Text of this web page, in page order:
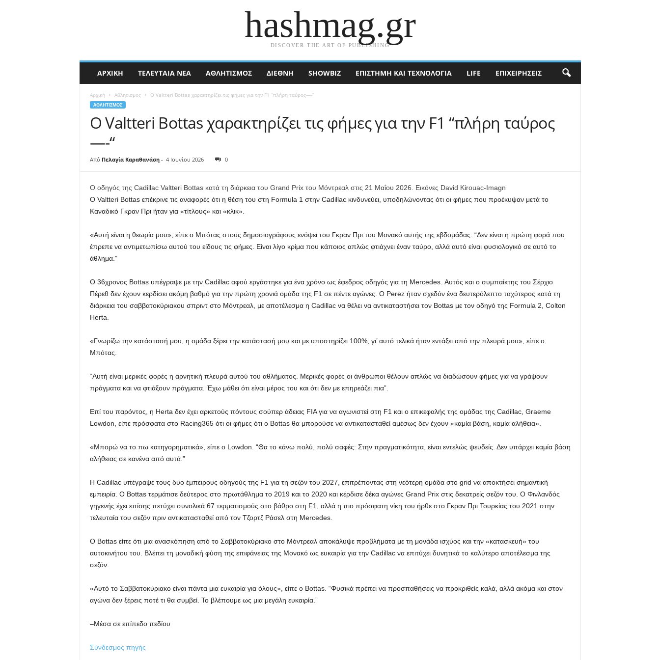
hashmag.gr
DISCOVER THE ART OF PUBLISHING
ΑΡΧΙΚΉ ΤΕΛΕΥΤΑΊΑ ΝΈΑ ΑΘΛΗΤΙΣΜΟΣ ΔΙΕΘΝΉ SHOWBIZ ΕΠΙΣΤΉΜΗ ΚΑΙ ΤΕΧΝΟΛΟΓΊΑ LIFE ΕΠΙΧΕΙΡΉΣΕΙΣ
Αρχική Αθλητισμος Ο Valtteri Bottas χαρακτηρίζει τις φήμες για την F1 “πλήρη ταύρος—-“
ΑΘΛΗΤΙΣΜΟΣ
Ο Valtteri Bottas χαρακτηρίζει τις φήμες για την F1 “πλήρη ταύρος
—-“
Από Πελαγία Καραθανάση - 4 Ιουνίου 2026 0
Ο οδηγός της Cadillac Valtteri Bottas κατά τη διάρκεια του Grand Prix του Μόντρεαλ στις 21 Μαΐου 2026. Εικόνες David Kirouac-Imagn
Ο Valtteri Bottas επέκρινε τις αναφορές ότι η θέση του στη Formula 1 στην Cadillac κινδυνεύει, υποδηλώνοντας ότι οι φήμες που προέκυψαν μετά το
Καναδικό Γκραν Πρι ήταν για «τίτλους» και «κλικ».
«Αυτή είναι η θεωρία μου», είπε ο Μπότας στους δημοσιογράφους ενόψει του Γκραν Πρι του Μονακό αυτής της εβδομάδας. “Δεν είναι η πρώτη φορά που
έπρεπε να αντιμετωπίσω αυτού του είδους τις φήμες. Είναι λίγο κρίμα που κάποιος απλώς φτιάχνει έναν ταύρο, αλλά αυτό είναι φυσιολογικό σε αυτό το
άθλημα.”
Ο 36χρονος Bottas υπέγραψε με την Cadillac αφού εργάστηκε για ένα χρόνο ως έφεδρος οδηγός για τη Mercedes. Αυτός και ο συμπαίκτης του Σέρχιο
Πέρεθ δεν έχουν κερδίσει ακόμη βαθμό για την πρώτη χρονιά ομάδα της F1 σε πέντε αγώνες. Ο Perez ήταν σχεδόν ένα δευτερόλεπτο ταχύτερος κατά τη
διάρκεια του σαββατοκύριακου σπριντ στο Μόντρεαλ, με αποτέλεσμα η Cadillac να θέλει να αντικαταστήσει τον Bottas με τον οδηγό της Formula 2, Colton
Herta.
«Γνωρίζω την κατάστασή μου, η ομάδα ξέρει την κατάστασή μου και με υποστηρίζει 100%, γι’ αυτό τελικά ήταν εντάξει από την πλευρά μου», είπε ο
Μπότας.
“Αυτή είναι μερικές φορές η αρνητική πλευρά αυτού του αθλήματος. Μερικές φορές οι άνθρωποι θέλουν απλώς να διαδώσουν φήμες για να γράψουν
πράγματα και να φτιάξουν πράγματα. Έχω μάθει ότι είναι μέρος του και ότι δεν με επηρεάζει πια”.
Επί του παρόντος, η Herta δεν έχει αρκετούς πόντους σούπερ άδειας FIA για να αγωνιστεί στη F1 και ο επικεφαλής της ομάδας της Cadillac, Graeme
Lowdon, είπε πρόσφατα στο Racing365 ότι οι φήμες ότι ο Bottas θα μπορούσε να αντικατασταθεί αμέσως δεν έχουν «καμία βάση, καμία αλήθεια».
«Μπορώ να το πω κατηγορηματικά», είπε ο Lowdon. “Θα το κάνω πολύ, πολύ σαφές: Στην πραγματικότητα, είναι εντελώς ψευδείς. Δεν υπάρχει καμία βάση
αλήθειας σε κανένα από αυτά.”
Η Cadillac υπέγραψε τους δύο έμπειρους οδηγούς της F1 για τη σεζόν του 2027, επιτρέποντας στη νεότερη ομάδα στο grid να αποκτήσει σημαντική
εμπειρία. Ο Bottas τερμάτισε δεύτερος στο πρωτάθλημα το 2019 και το 2020 και κέρδισε δέκα αγώνες Grand Prix στις δεκατρείς σεζόν του. Ο Φινλανδός
γηγενής έχει επίσης πετύχει συνολικά 67 τερματισμούς στο βάθρο στη F1, αλλά η πιο πρόσφατη νίκη του ήρθε στο Γκραν Πρι Τουρκίας του 2021 στην
τελευταία του σεζόν πριν αντικατασταθεί από τον Τζορτζ Ράσελ στη Mercedes.
Ο Bottas είπε ότι μια ανασκόπηση από το Σαββατοκύριακο στο Μόντρεαλ αποκάλυψε προβλήματα με τη μονάδα ισχύος και την «κατασκευή» του
αυτοκινήτου του. Βλέπει τη μοναδική φύση της επιφάνειας της Μονακό ως ευκαιρία για την Cadillac να επιτύχει δυνητικά το καλύτερο αποτέλεσμα της
σεζόν.
«Αυτό το Σαββατοκύριακο είναι πάντα μια ευκαιρία για όλους», είπε ο Bottas. “Φυσικά πρέπει να προσπαθήσεις να προκριθείς καλά, αλλά ακόμα και στον
αγώνα δεν ξέρεις ποτέ τι θα συμβεί. Το βλέπουμε ως μια μεγάλη ευκαιρία.”
–Μέσα σε επίπεδο πεδίου
Σύνδεσμος πηγής